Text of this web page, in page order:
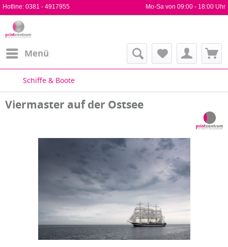
Hotline: 0381 - 4917955 Mo-Sa von 09:00 - 18:00 Uhr
Menü
Schiffe & Boote
Viermaster auf der Ostsee